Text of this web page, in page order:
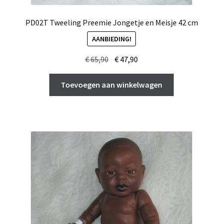
PD02T Tweeling Preemie Jongetje en Meisje 42 cm
AANBIEDING!
€65,90 Oorspronkelijke
was:
€ 65,90.
€ 47,90
is:
€ 47,90.
Toevoegen aan winkelwagen